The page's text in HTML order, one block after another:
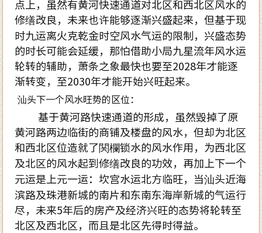
点上，虽然有黄河快速通道对北区和西北区风水的
修缮改良，未来也许能够逐渐兴盛起来，但基于现
时九运离火克乾金时空风水气运的限制，兴盛态势
的时长可能会延缓，那怕借助小局九星流年风水运
轮转的辅助，萧条之象最快也要至2028年才能逐
渐转变，至2030年才能开始兴旺起来。
汕头下一个风水旺势的区位：
基于黄河路快速通道的形成，虽然毁掉了原
黄河路两边临街的商铺及楼盘的风水，但却为北区
和西北区位造就了関欄锁水的风水作用，为西北区
及北区的风水起到修缮改良的功效，再加上下一个
元运是上元一运：坎宫水运北方临旺，当汕头近海
滨路及珠港新城的南片和东南东海岸新城的气运行
尽，未来5年后的房产及经济兴旺的态势将轮转至
北区及西北区，而且是北区先得时得益。